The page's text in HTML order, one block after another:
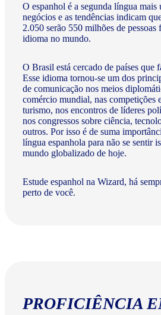
O espanhol é a segunda língua mais
negócios e as tendências indicam
2.050 serão 550 milhões de pessoas
idioma no mundo.
O Brasil está cercado de países que
Esse idioma tornou-se um dos
de comunicação nos meios
comércio mundial, nas competições
turismo, nos encontros de líderes
nos congressos sobre ciência,
outros. Por isso é de suma
língua espanhola para não se sentir
mundo globalizado de hoje.
Estude espanhol na Wizard, há
perto de você.
PROFICIÊNCIA